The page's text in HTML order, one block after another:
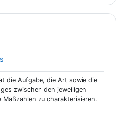
die Aufgabe, die Art sowie die
zwischen den jeweiligen
Maßzahlen zu charakterisieren.